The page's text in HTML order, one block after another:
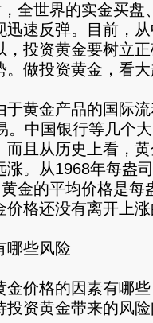
全世界的实金买盘
迅速反弹。目前，
，投资黄金要树立
。做投资黄金，看
黄金产品的国际流
。中国银行等几个
而且从历史上看，
涨。从1968年每盎
金的平均价格是每
价格还没有离开上
些风险
价格的因素有哪些
投资黄金带来的风